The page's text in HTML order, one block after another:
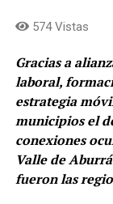
574 Vistas
Gracias a
laboral,
estrategia
municipios el
conexiones
Valle de
fueron las